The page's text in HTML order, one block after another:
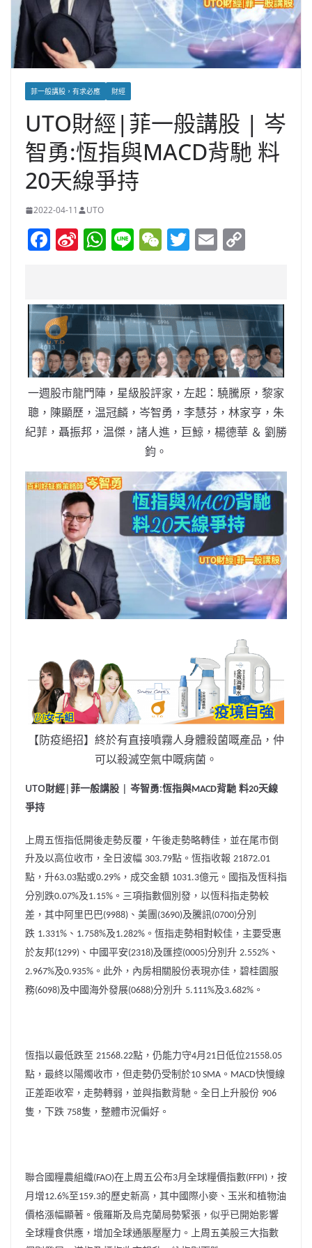
菲一般講股，有求必應 財經
UTO財經|菲一般講股 | 岑
智勇:恆指與MACD背馳 料
20天線爭持
2022-04-11 UTO
F
e
b
o
o
k
Si
W
ei
b
o
W
s
A
p
p
Li W
h
at
T
er
E
l y
Li
n
k
一週股市龍門陣，星級股評家，左起：驍騰原，黎家
聰，陳顯歷，温冠麟，岑智勇，李慧芬，林家亨，朱
紀菲，聶振邦，温傑，諸人進，巨鯨，楊德華 ＆ 劉勝
鈞。
【防疫絕招】終於有直接噴霧人身體殺菌嘅產品，仲
可以殺滅空氣中嘅病菌。
UTO財經|菲一般講股 | 岑智勇:恆指與MACD背馳 料20天線
爭持
上周五恆指低開後走勢反覆，午後走勢略轉佳，並在尾市倒
升及以高位收市，全日波幅 303.79點。恆指收報 ‪21872.01‬
點，升63.03點或0.29% ，成交金額 1031.3億元。國指及恆科指
分別跌0.07%及1.15% 。三項指數個別發，以恆科指走勢較
差，其中阿里巴巴(9988) 、美團 (3690)及騰訊(0700)分別
跌 1.331% 、 1.758%及1.282% 。恆指走勢相對較佳，主要受惠
於友邦(1299) 、中國平安(2318)及匯控(0005)分別升 2.552% 、
2.967%及0.935% 。此外，內房相關股份表現亦佳，碧桂園服
務(6098)及中國海外發展(0688)分別升 5.111%及3.682% 。
恆指以最低跌至 ‪21568.22‬點，仍能力守4月 21 日低位‪21558.05‬
點，最終以陽燭收市，但走勢仍受制於10 SMA 。 MACD快慢線
正差距收窄，走勢轉弱，並與指數背馳。全日上升股份 906
隻，下跌 758隻，整體市況偏好。
聯合國糧農組織(FAO)在 上周五公布3月全球糧價指數(FFPI) ，按
月增12.6%至159.3的歷史新高 ， 其中國際小麥、玉米和植物油
價格漲幅顯著。俄羅斯及烏克蘭局勢緊張 ，似乎已開始影響
全球糧食供應， 增加全球通脹壓壓力 。上周五美股三大指數